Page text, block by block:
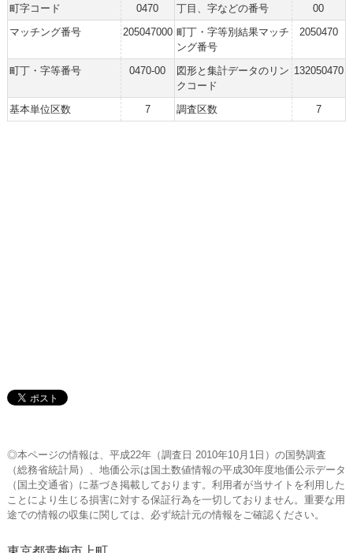
町字コード 0470 丁目、字などの番号
00
マッチング番号
205047000 町丁・字等別結果マッチ
ング番号
2050470
町丁・字等番号 0470-00
図形と集計データのリン
クコード
132050470
基本単位区数 7 調査区数 7
◎本ページの情報は、平成22年（調査日 2010年10月1日）の国勢調査
（総務省統計局）、地価公示は国土数値情報の平成30年度地価公示データ
（国土交通省）に基づき掲載しております。利用者が当サイトを利用した
ことにより生じる損害に対する保証行為を一切しておりません。重要な用
途での情報の収集に関しては、必ず統計元の情報をご確認ください。